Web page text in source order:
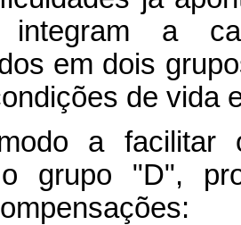
a
em dois
de vida
a facilitar
o grupo "D",